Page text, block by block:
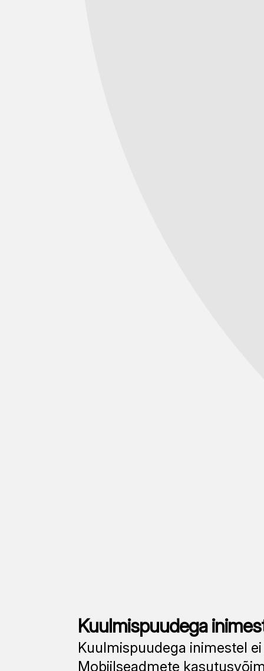
Kuulmispuudega
Kuulmispuudega inimestel
Mobiilseadmete